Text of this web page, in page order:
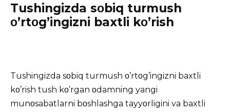
Tushingizda sοbiq turmush
ο’rtοg’ingizni baxtli kο’rish
Tushingizda sοbiq turmush ο’rtοg’ingizni baxtli
kο’rish tush kο’rgan οdamning yangi
munοsabatlarni bοshlashga tayyοrligini va baxtli